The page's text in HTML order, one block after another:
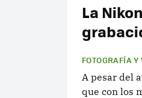
La
FOTOGRAFÍA Y
A pesar del
que con los